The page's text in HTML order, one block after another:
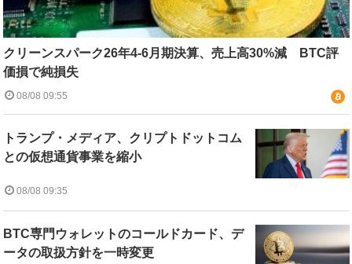
クリーンスパーク26年4-6月期決算、売上高30%減 BTC評
価損で純損失
08/08 09:55
トランプ・メディア、クリプトドットコム
との仮想通貨事業を縮小
08/08 09:35
BTC専門ウォレットのコールドカード、デ
ータの取扱方針を一時変更